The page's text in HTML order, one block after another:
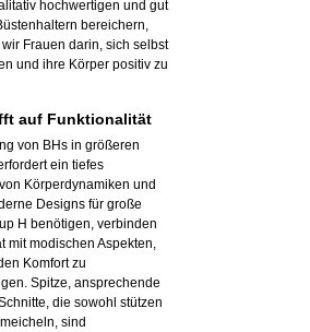
hochwertigen und gut
bereichern,
Frauen darin, sich selbst
und ihre Körper positiv zu
auf Funktionalität
von BHs in größeren
ein tiefes
Körperdynamiken und
Designs für große
H benötigen, verbinden
mit modischen Aspekten,
Komfort zu
Spitze, ansprechende
die sowohl stützen
sind